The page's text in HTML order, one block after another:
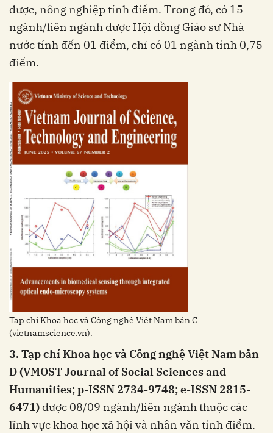
dược, nông nghiệp tính điểm. Trong đó, có 15
ngành/liên ngành được Hội đồng Giáo sư Nhà
nước tính đến 01 điểm, chỉ có 01 ngành tính 0,75
điểm.
Tạp chí Khoa học và Công nghệ Việt Nam bản C
(vietnamscience.vn).
3. Tạp chí Khoa học và Công nghệ Việt Nam bản
D (VMOST Journal of Social Sciences and
Humanities; p-ISSN 2734-9748; e-ISSN 2815-
6471) được 08/09 ngành/liên ngành thuộc các
lĩnh vực khoa học xã hội và nhân văn tính điểm.